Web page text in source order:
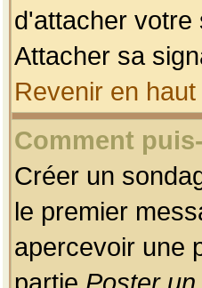
d'attacher votre
Attacher sa
Revenir en
Comment
Créer un
le premier
apercevoir une